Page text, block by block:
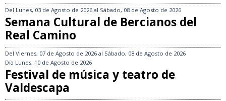
Del Lunes, 03 de Agosto de 2026 al Sábado, 08 de Agosto de 2026
Semana Cultural de Bercianos del
Real Camino
Del Viernes, 07 de Agosto de 2026 al Sábado, 08 de Agosto de 2026
Día Lunes, 10 de Agosto de 2026
Festival de música y teatro de
Valdescapa